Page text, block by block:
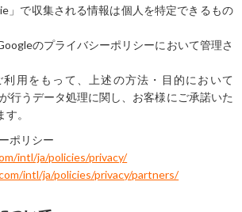
」で収集される情報は個人を特定できるもの
のプライバシーポリシーにおいて管理さ
用をもって、上述の方法・目的において
行うデータ処理に関し、お客様にご承諾いた
。
ポリシー
intl/ja/policies/privacy/
intl/ja/policies/privacy/partners/